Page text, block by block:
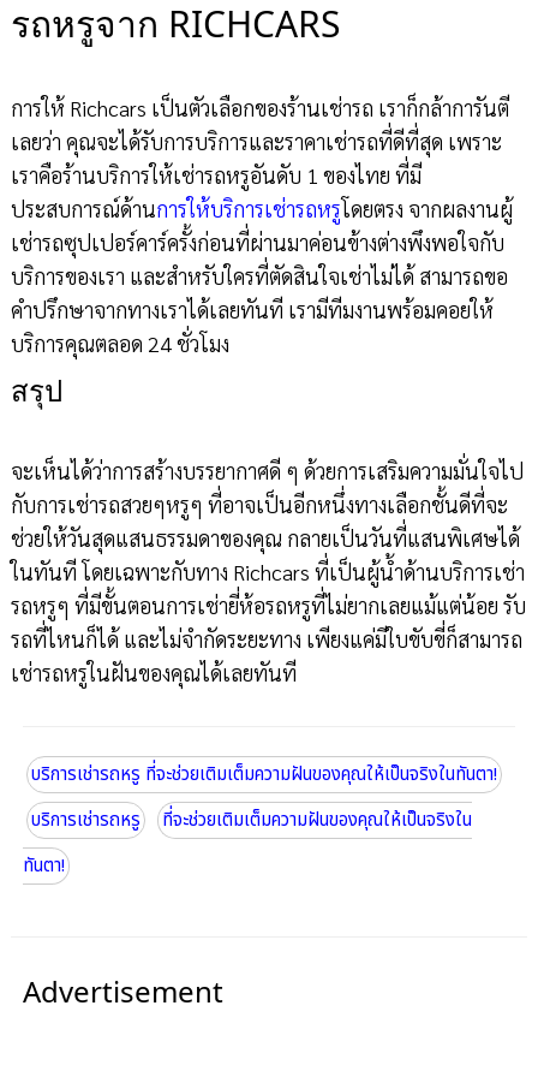
รถหรูจาก RICHCARS
การให้ Richcars เป็นตัวเลือกของร้านเช่ารถ เราก็กล้าการันตี
เลยว่า คุณจะได้รับการบริการและราคาเช่ารถที่ดีที่สุด เพราะ
เราคือร้านบริการให้เช่ารถหรูอันดับ 1 ของไทย ที่มี
ประสบการณ์ด้านการให้บริการเช่ารถหรูโดยตรง จากผลงานผู้
เช่ารถซุปเปอร์คาร์ครั้งก่อนที่ผ่านมาค่อนข้างต่างพึงพอใจกับ
บริการของเรา และสำหรับใครที่ตัดสินใจเช่าไม่ได้ สามารถขอ
คำปรึกษาจากทางเราได้เลยทันที เรามีทีมงานพร้อมคอยให้
บริการคุณตลอด 24 ชั่วโมง
สรุป
จะเห็นได้ว่าการสร้างบรรยากาศดี ๆ ด้วยการเสริมความมั่นใจไป
กับการเช่ารถสวยๆหรูๆ ที่อาจเป็นอีกหนึ่งทางเลือกชั้นดีที่จะ
ช่วยให้วันสุดแสนธรรมดาของคุณ กลายเป็นวันที่แสนพิเศษได้
ในทันที โดยเฉพาะกับทาง Richcars ที่เป็นผู้น้ำด้านบริการเช่า
รถหรูๆ ที่มีขั้นตอนการเช่ายี่ห้อรถหรูที่ไม่ยากเลยแม้แต่น้อย รับ
รถที่ไหนก็ได้ และไม่จำกัดระยะทาง เพียงแค่มีใบขับขี่ก็สามารถ
เช่ารถหรูในฝันของคุณได้เลยทันที
บริการเช่ารถหรู ที่จะช่วยเติมเต็มความฝันของคุณให้เป็นจริงในทันตา!
บริการเช่ารถหรู
ที่จะช่วยเติมเต็มความฝันของคุณให้เป็นจริงใน
ทันตา!
Advertisement